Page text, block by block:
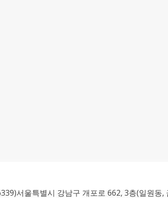
서울특별시 강남구 개포로 662, 3층(일원동,